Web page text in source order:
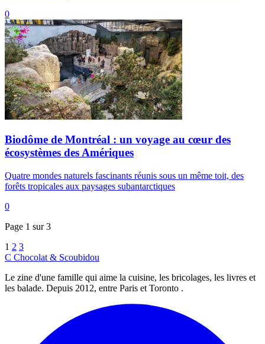
0
Biodôme de Montréal : un voyage au cœur des
écosystèmes des Amériques
Quatre mondes naturels fascinants réunis sous un même toit, des
forêts tropicales aux paysages subantarctiques
0
Page 1 sur 3
1 2 3
C Chocolat & Scoubidou
Le zine d'une famille qui aime la cuisine, les bricolages, les livres et
les balade. Depuis 2012, entre Paris et Toronto .